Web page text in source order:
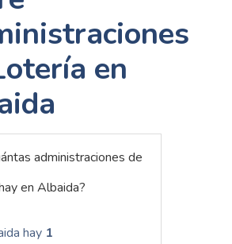
en
administraciones de
en Albaida?
hay 1